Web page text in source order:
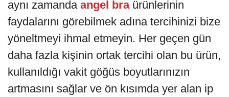
aynı zamanda angel bra ürünlerinin
faydalarını görebilmek adına tercihinizi bize
yöneltmeyi ihmal etmeyin. Her geçen gün
daha fazla kişinin ortak tercihi olan bu ürün,
kullanıldığı vakit göğüs boyutlarınızın
artmasını sağlar ve ön kısımda yer alan ip